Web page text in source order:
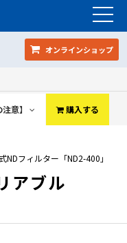
オンラインショップ
意】 購入する
フィルター「ND2-400」
アブル